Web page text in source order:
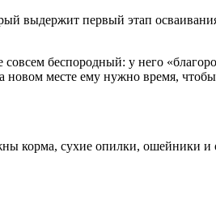
выдержит первый этап
беспородный: у него
новом месте ему нужно время,
корма, сухие опилки, ошейники и